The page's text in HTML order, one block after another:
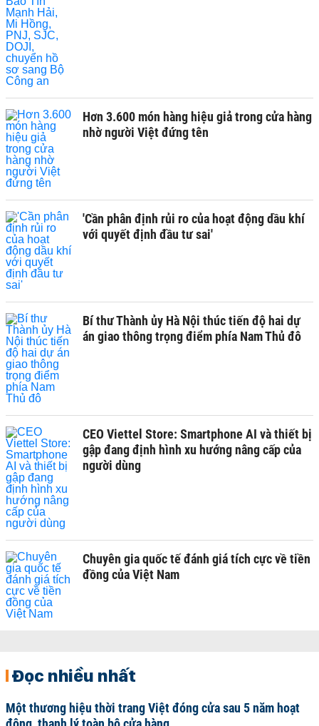
Hơn 3.600 món hàng hiệu giả trong cửa hàng
nhờ người Việt đứng tên
'Cần phân định rủi ro của hoạt động dầu khí
với quyết định đầu tư sai'
Bí thư Thành ủy Hà Nội thúc tiến độ hai dự
án giao thông trọng điểm phía Nam Thủ đô
CEO Viettel Store: Smartphone AI và thiết bị
gập đang định hình xu hướng nâng cấp của
người dùng
Chuyên gia quốc tế đánh giá tích cực về tiền
đồng của Việt Nam
Đọc nhiều nhất
Một thương hiệu thời trang Việt đóng cửa sau 5 năm hoạt